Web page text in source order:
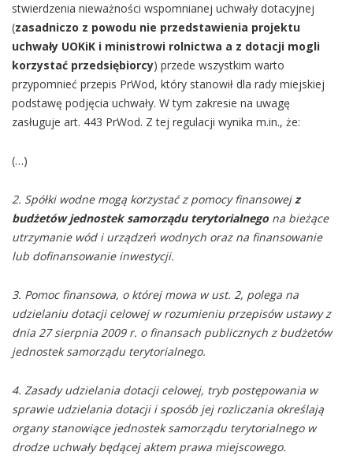
stwierdzenia nieważności wspomnianej uchwały dotacyjnej
(zasadniczo z powodu nie przedstawienia projektu
uchwały UOKiK i ministrowi rolnictwa a z dotacji mogli
korzystać przedsiębiorcy) przede wszystkim warto
przypomnieć przepis PrWod, który stanowił dla rady miejskiej
podstawę podjęcia uchwały. W tym zakresie na uwagę
zasługuje art. 443 PrWod. Z tej regulacji wynika m.in., że:
(…)
2. Spółki wodne mogą korzystać z pomocy finansowejz
budżetów jednostek samorządu terytorialnegona bieżące
utrzymanie wód i urządzeń wodnych oraz na finansowanie
lub dofinansowanie inwestycji.
3. Pomoc finansowa, o której mowa w ust. 2, polega na
udzielaniu dotacji celowej w rozumieniu przepisów ustawy z
dnia 27 sierpnia 2009 r. o finansach publicznych z budżetów
jednostek samorządu terytorialnego.
4. Zasady udzielania dotacji celowej, tryb postępowania w
sprawie udzielania dotacji i sposób jej rozliczania określają
organy stanowiące jednostek samorządu terytorialnego w
drodze uchwały będącej aktem prawa miejscowego.